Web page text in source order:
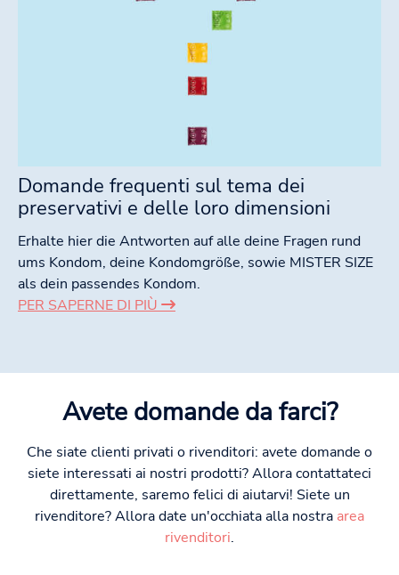
Domande frequenti sul tema dei
preservativi e delle loro dimensioni
Erhalte hier die Antworten auf alle deine Fragen rund
ums Kondom, deine Kondomgröße, sowie MISTER SIZE
als dein passendes Kondom.
PER SAPERNE DI PIÙ
Avete domande da farci?
Che siate clienti privati o rivenditori: avete domande o
siete interessati ai nostri prodotti? Allora contattateci
direttamente, saremo felici di aiutarvi! Siete un
rivenditore? Allora date un'occhiata alla nostra area
rivenditori.